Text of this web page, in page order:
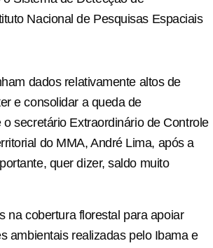
Nacional de Pesquisas Espaciais
dados relativamente altos de
e consolidar a queda de
secretário Extraordinário de Controle
do MMA, André Lima, após a
quer dizer, saldo muito
na cobertura florestal para apoiar
ambientais realizadas pelo Ibama e